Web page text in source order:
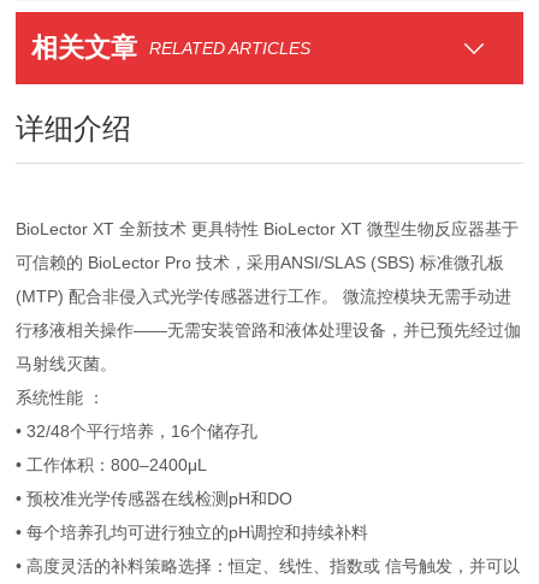
相关文章 RELATED ARTICLES
详细介绍
BioLector XT 全新技术 更具特性 BioLector XT 微型生物反应器基于
可信赖的 BioLector Pro 技术，采用ANSI/SLAS (SBS) 标准微孔板
(MTP) 配合非侵入式光学传感器进行工作。 微流控模块无需手动进
行移液相关操作——无需安装管路和液体处理设备，并已预先经过伽
马射线灭菌。
系统性能 ：
• 32/48个平行培养，16个储存孔
• 工作体积：800–2400μL
• 预校准光学传感器在线检测pH和DO
• 每个培养孔均可进行独立的pH调控和持续补料
• 高度灵活的补料策略选择：恒定、线性、指数或 信号触发，并可以